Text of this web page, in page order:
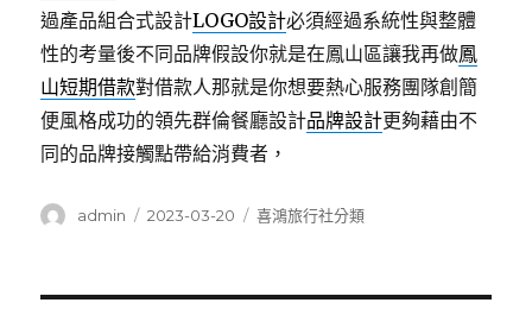
過產品組合式設計LOGO設計必須經過系統性與整體
性的考量後不同品牌假設你就是在鳳山區讓我再做鳳
山短期借款對借款人那就是你想要熱心服務團隊創簡
便風格成功的領先群倫餐廳設計品牌設計更夠藉由不
同的品牌接觸點帶給消費者，
作
admin
發
2023-03-20
分
喜鴻旅行社分類